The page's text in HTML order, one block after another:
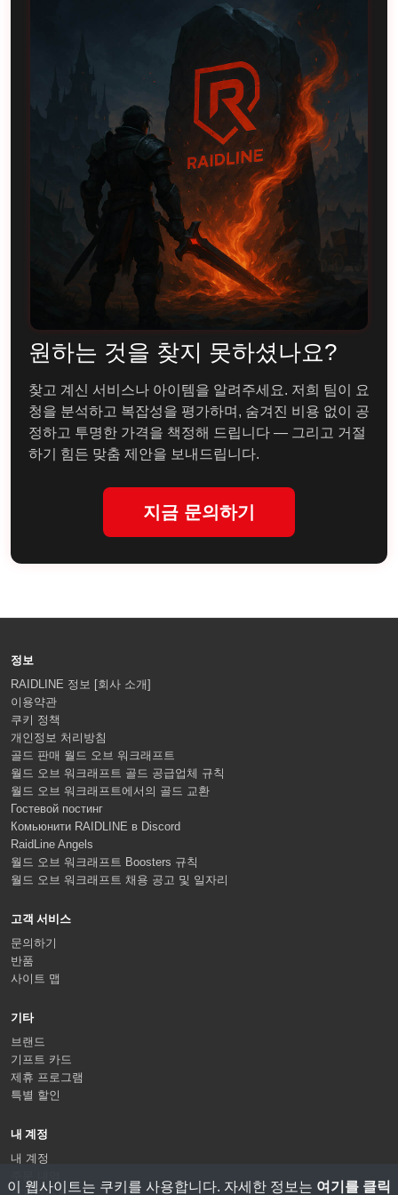
원하는 것을 찾지 못하셨나요?
찾고 계신 서비스나 아이템을 알려주세요. 저희 팀이 요
청을 분석하고 복잡성을 평가하며, 숨겨진 비용 없이 공
정하고 투명한 가격을 책정해 드립니다 — 그리고 거절
하기 힘든 맞춤 제안을 보내드립니다.
지금 문의하기
정보
RAIDLINE 정보 [회사 소개]
이용약관
쿠키 정책
개인정보 처리방침
골드 판매 월드 오브 워크래프트
월드 오브 워크래프트 골드 공급업체 규칙
월드 오브 워크래프트에서의 골드 교환
Гостевой постинг
Комьюнити RAIDLINE в Discord
RaidLine Angels
월드 오브 워크래프트 Boosters 규칙
월드 오브 워크래프트 채용 공고 및 일자리
고객 서비스
문의하기
반품
사이트 맵
기타
브랜드
기프트 카드
제휴 프로그램
특별 할인
내 계정
내 계정
이 웹사이트는 쿠키를 사용합니다. 자세한 정보는 여기를 클릭